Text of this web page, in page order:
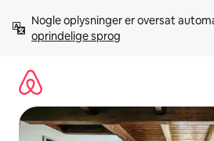
videre
Nogle oplysninger er oversat
oprindelige sprog